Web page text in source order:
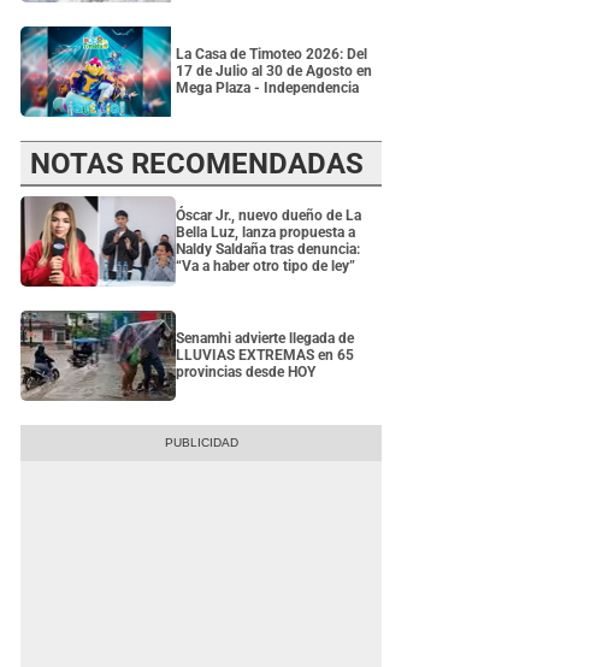
La Casa de Timoteo 2026: Del
17 de Julio al 30 de Agosto en
Mega Plaza - Independencia
NOTAS RECOMENDADAS
Óscar Jr., nuevo dueño de La
Bella Luz, lanza propuesta a
Naldy Saldaña tras denuncia:
“Va a haber otro tipo de ley”
Senamhi advierte llegada de
LLUVIAS EXTREMAS en 65
provincias desde HOY